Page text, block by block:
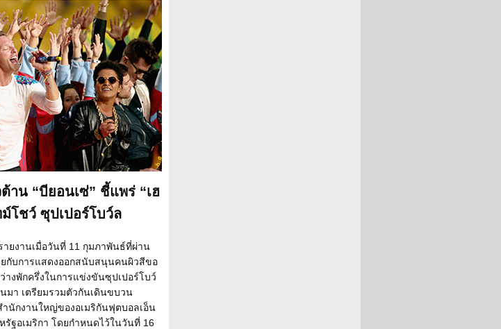
าน “บียอนเซ่” ชี้แพร่ “เฮ
โชว์ ซุปเปอร์โบว์ล
ายงานเมื่อวันที่ 11 กุมภาพันธ์ที่ผ่าน
กับการแสดงออกสนับสนุนคนผิวสีขอ
างพักครึ่งในการแข่งขันซุปเปอร์โบว์
มา เตรียมรวมตัวกันเดินขบวน
นักงานใหญ่ของอเมริกันฟุตบอลเอ็น
ฐอเมริกา โดยกำหนดไว้ในวันที่ 16